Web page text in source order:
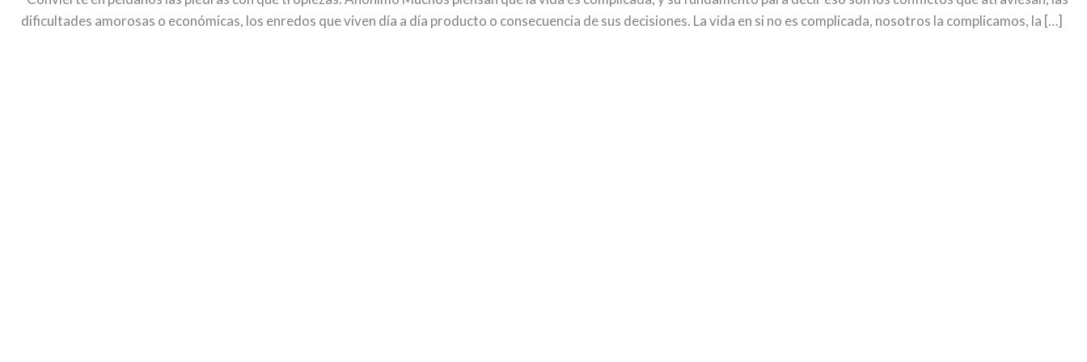
dificultades amorosas o económicas, los enredos que viven día a día producto o consecuencia de sus decisiones. La vida en si no es complicada, nosotros la complicamos, la […]